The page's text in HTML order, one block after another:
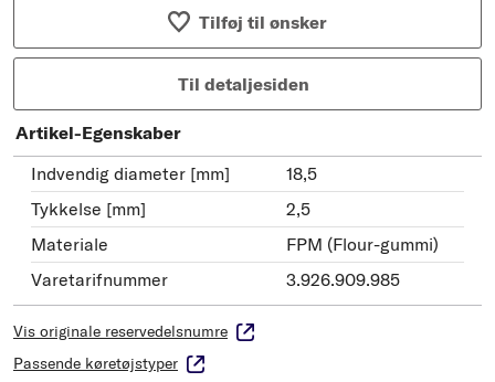
Tilføj til ønsker
Til detaljesiden
Artikel-Egenskaber
Indvendig diameter [mm]
18,5
Tykkelse [mm]
2,5
Materiale
FPM (Flour-gummi)
Varetarifnummer
3.926.909.985
Vis originale reservedelsnumre
Passende køretøjstyper